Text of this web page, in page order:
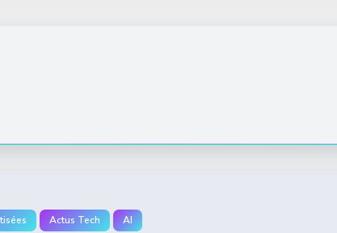
Actus Tech AI